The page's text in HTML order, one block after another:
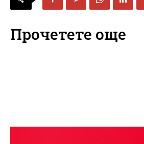
Прочетете още